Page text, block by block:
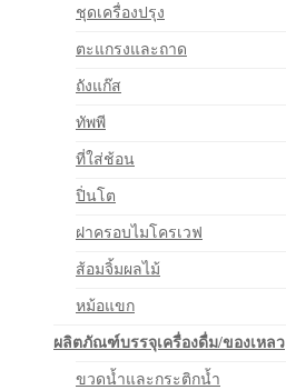
ชุดเครื่องปรุง
ตะแกรงและถาด
ถังแก๊ส
ทัพพี
ที่ใส่ช้อน
ปิ่นโต
ฝาครอบไมโครเวฟ
ส้อมจิ้มผลไม้
หม้อแขก
ผลิตภัณฑ์บรรจุเครื่องดื่ม/ของเหลว
ขวดน้ำและกระติกน้ำ